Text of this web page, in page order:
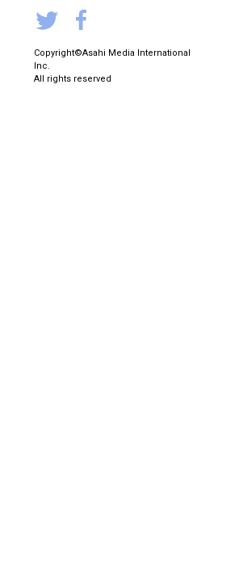
Copyright©Asahi Media International
Inc.
All rights reserved